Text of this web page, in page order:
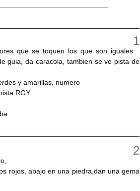
que se toquen los que son iguales
guia, da caracola, tambien se ve pista de
y amarillas, numero
RGY
rojos, abajo en una piedra,dan una gema